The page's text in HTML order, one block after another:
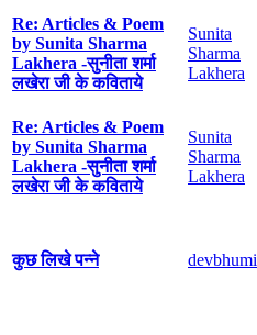
Re: Articles & Poem
by Sunita Sharma
Lakhera -सुनीता शर्मा
लखेरा जी के कविताये
Sunita
Sharma
Lakhera
Re: Articles & Poem
by Sunita Sharma
Lakhera -सुनीता शर्मा
लखेरा जी के कविताये
Sunita
Sharma
Lakhera
कुछ लिखे पन्ने devbhumi